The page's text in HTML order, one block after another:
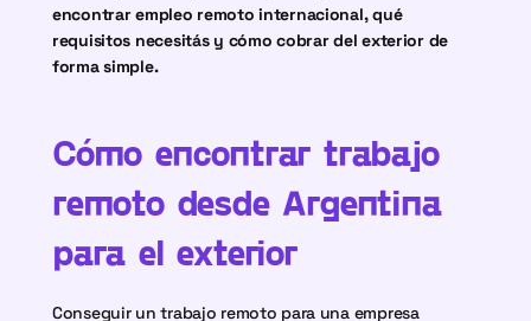
encontrar empleo remoto internacional, qué
requisitos necesitás y cómo cobrar del exterior de
forma simple.
Cómo encontrar trabajo
remoto desde Argentina
para el exterior
Conseguir un trabajo remoto para una empresa